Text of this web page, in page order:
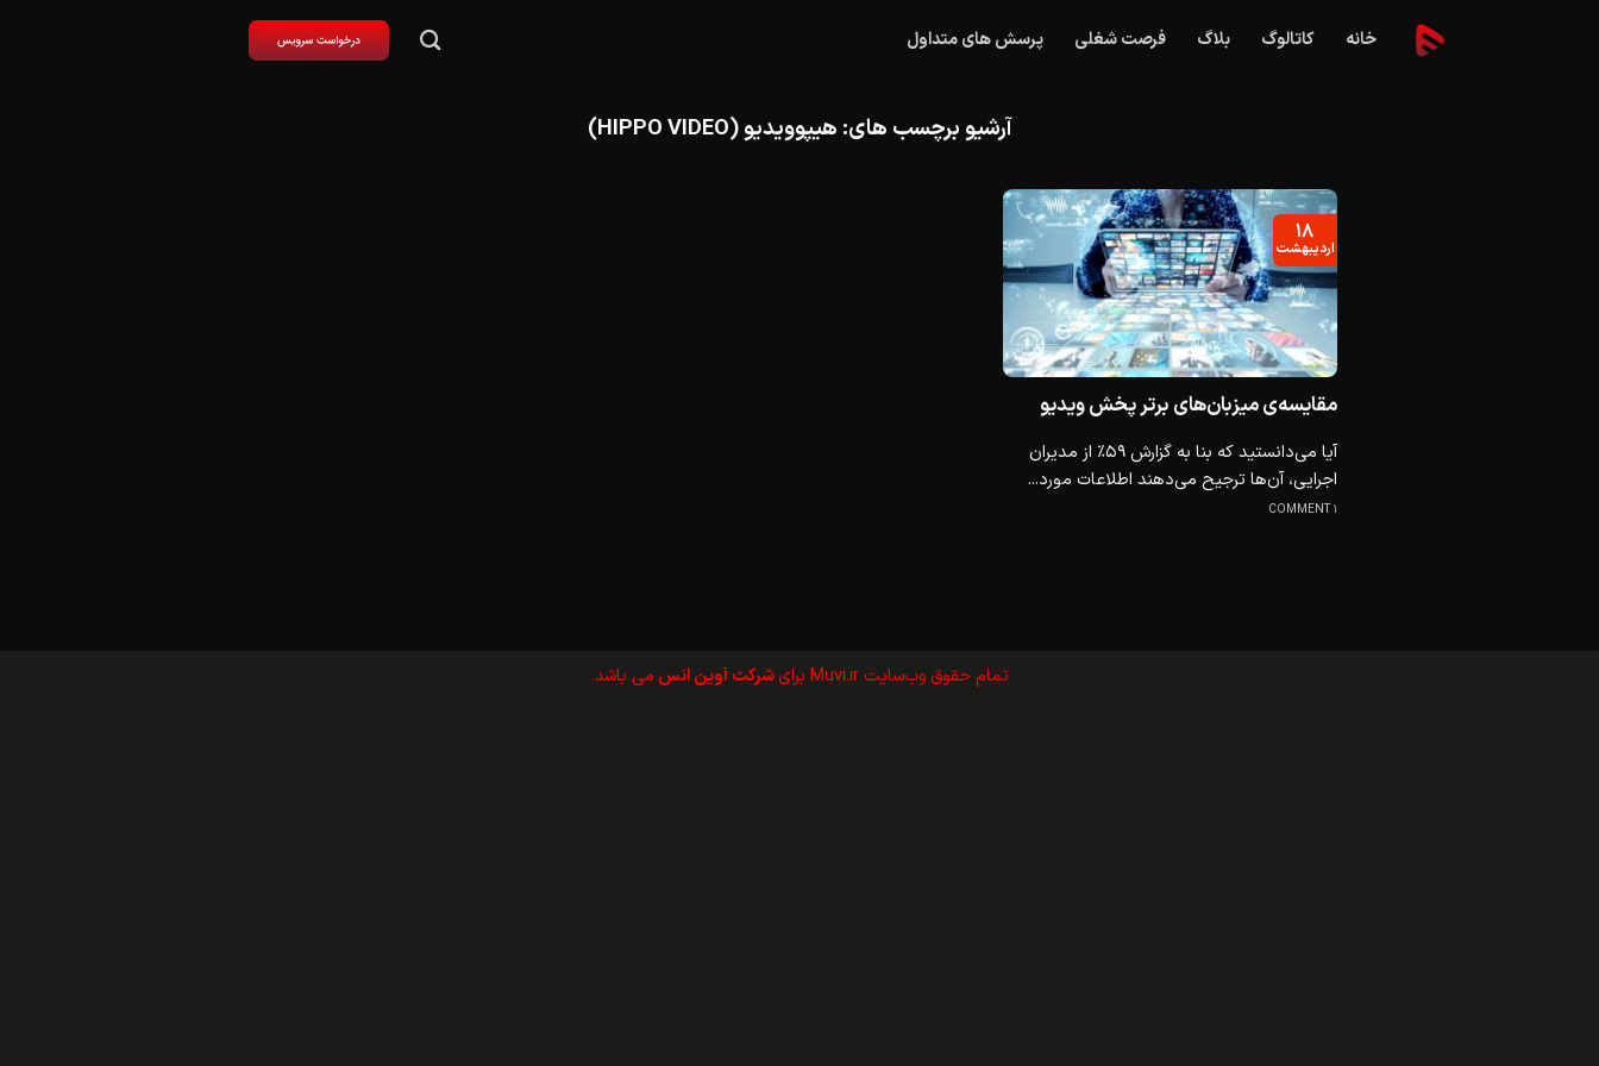
خانه کاتالوگ بلاگ فرصت شغلی پرسش های متداول
آرشیو برچسب های: هیپوویدیو (HIPPO VIDEO)
مقایسه‌ی میزبان‌های برتر پخش ویدیو
آیا می‌دانستید که بنا به گزارش ۵۹٪ از مدیران
اجرایی، آن‌ها ترجیح می‌دهند اطلاعات مورد...
1 COMMENT
۱۸
اردیبهشت
تمام حقوق وب‌سايت Muvi.ir برای شرکت آوین انس می باشد.